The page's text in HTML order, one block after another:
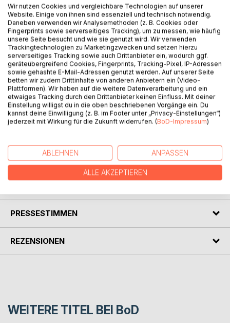
BESCHREIBUNG
Nachdem im ersten Teil zur preußischen Feld-Artillerie im
Jahr 1806 die Organisation, das Material sowie die
Geschütz-Bedienung und Ausbildung abgehandelt wurde,
folgen nun im zweiten Teil die Uniformierung und
und spezielle Nachrichten zur Teilnahme der einzelnen
Truppenkörper am Feldzug von 1806.
PRESSESTIMMEN
REZENSIONEN
WEITERE TITEL BEI BoD
Wir nutzen Cookies und vergleichbare Technologien auf unserer
Website. Einige von ihnen sind essenziell und technisch notwendig.
Daneben verwenden wir Analysemethoden (z. B. Cookies oder
Fingerprints sowie serverseitiges Tracking), um zu messen, wie häufig
unsere Seite besucht und wie sie genutzt wird. Wir verwenden
Trackingtechnologien zu Marketingzwecken und setzen hierzu
serverseitiges Tracking sowie auch Drittanbieter ein, wodurch ggf.
geräteübergreifend Cookies, Fingerprints, Tracking-Pixel, IP-Adressen
sowie gehashte E-Mail-Adressen genutzt werden. Auf unserer Seite
betten wir zudem Drittinhalte von anderen Anbietern ein (Video-
Plattformen). Wir haben auf die weitere Datenverarbeitung und ein
etwaiges Tracking durch den Drittanbieter keinen Einfluss. Mit deiner
Einstellung willigst du in die oben beschriebenen Vorgänge ein. Du
kannst deine Einwilligung (z. B. im Footer unter „Privacy-Einstellungen“)
jederzeit mit Wirkung für die Zukunft widerrufen. (BoD-Impressum)
ABLEHNEN ANPASSEN
ALLE AKZEPTIEREN